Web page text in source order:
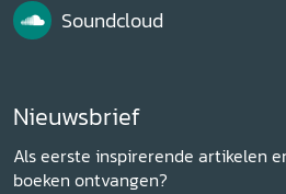
Soundcloud
Nieuwsbrief
Als eerste inspirerende artikelen
boeken ontvangen?